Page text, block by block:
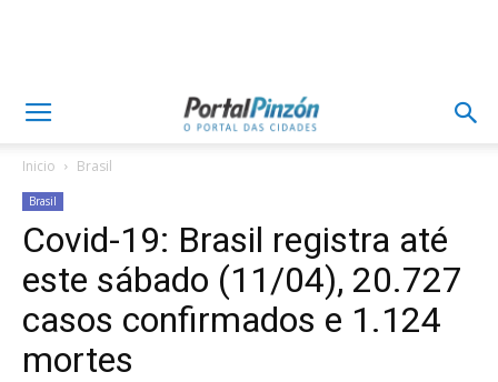
Inicio Brasil
Brasil
Covid-19: Brasil registra até
este sábado (11/04), 20.727
casos confirmados e 1.124
mortes